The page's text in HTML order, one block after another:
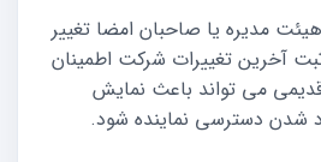
مدیره یا صاحبان امضا تغییر
ثبت آخرین تغییرات شرکت اطمینان
می تواند باعث نمایش
شدن دسترسی نماینده شود.